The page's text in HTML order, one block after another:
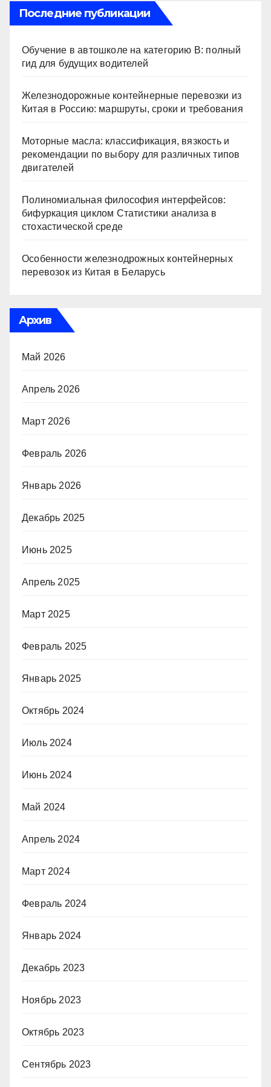
Последние публикации
Обучение в автошколе на категорию В: полный
гид для будущих водителей
Железнодорожные контейнерные перевозки из
Китая в Россию: маршруты, сроки и требования
Моторные масла: классификация, вязкость и
рекомендации по выбору для различных типов
двигателей
Полиномиальная философия интерфейсов:
бифуркация циклом Статистики анализа в
стохастической среде
Особенности железнодрожных контейнерных
перевозок из Китая в Беларусь
Архив
Май 2026
Апрель 2026
Март 2026
Февраль 2026
Январь 2026
Декабрь 2025
Июнь 2025
Апрель 2025
Март 2025
Февраль 2025
Январь 2025
Октябрь 2024
Июль 2024
Июнь 2024
Май 2024
Апрель 2024
Март 2024
Февраль 2024
Январь 2024
Декабрь 2023
Ноябрь 2023
Октябрь 2023
Сентябрь 2023